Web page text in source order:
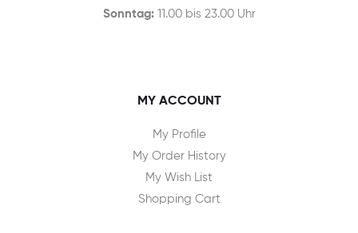
Sonntag:11.00 bis 23.00 Uhr
MY ACCOUNT
My Profile
My Order History
My Wish List
Shopping Cart